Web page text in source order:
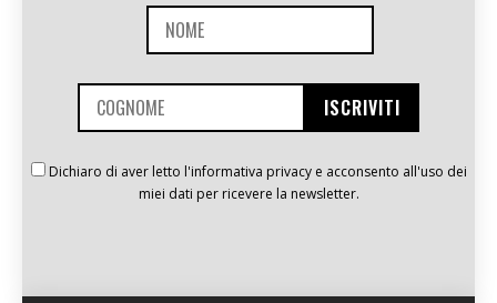
Dichiaro di aver letto l'informativa privacy e acconsento all'uso dei
miei dati per ricevere la newsletter.